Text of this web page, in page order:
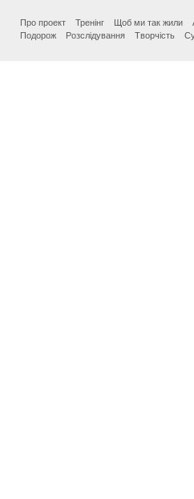
Про проект Тренінг Щоб ми так жили
Подорож
Розслідування Творчість